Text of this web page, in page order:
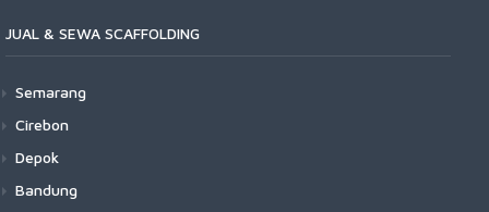
JUAL & SEWA SCAFFOLDING
Semarang
Cirebon
Depok
Bandung